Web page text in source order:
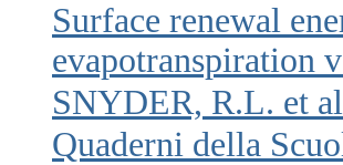
Surface renewal
evapotranspiration
SNYDER, R.L. et
Quaderni della